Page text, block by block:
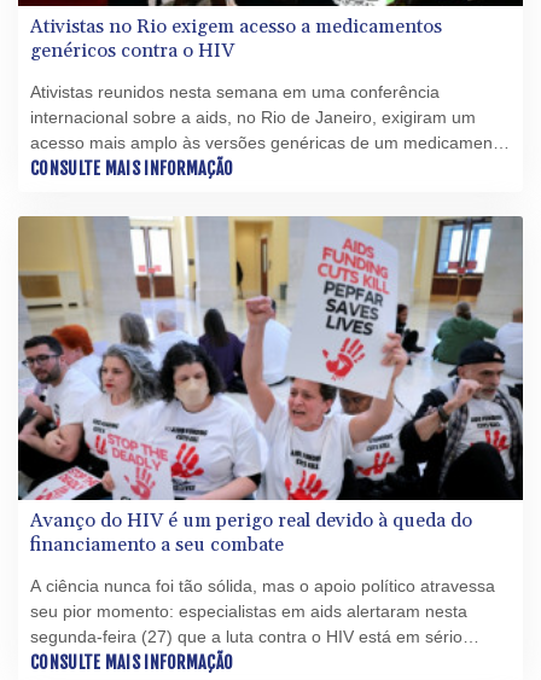
Ativistas no Rio exigem acesso a medicamentos
genéricos contra o HIV
Ativistas reunidos nesta semana em uma conferência
internacional sobre a aids, no Rio de Janeiro, exigiram um
acesso mais amplo às versões genéricas de um medicamento
promissor para a prevenção do HIV, cujo custo pode chegar a
CONSULTE MAIS INFORMAÇÃO
Avanço do HIV é um perigo real devido à queda do
financiamento a seu combate
A ciência nunca foi tão sólida, mas o apoio político atravessa
seu pior momento: especialistas em aids alertaram nesta
segunda-feira (27) que a luta contra o HIV está em sério
perigo, depois que seu financiamento caiu 20% no ano
CONSULTE MAIS INFORMAÇÃO